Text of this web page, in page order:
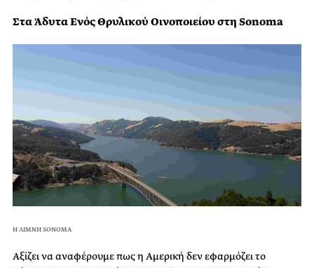
Στα Άδυτα Ενός Θρυλικού Οινοποιείου στη Sonoma
Η ΛΙΜΝΗ SONOMA
Αξίζει να αναφέρουμε πως η Αμερική δεν εφαρμόζει το